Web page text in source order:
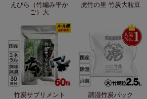
えびら（竹編み平か
ご）大
虎竹の里 竹炭大粒豆
竹炭サプリメント
調湿竹炭パック